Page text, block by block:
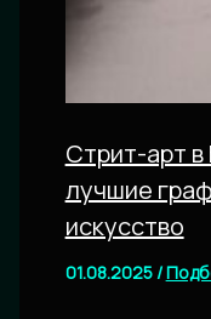
Стрит-арт в
лучшие
искусство
01.08.2025 /